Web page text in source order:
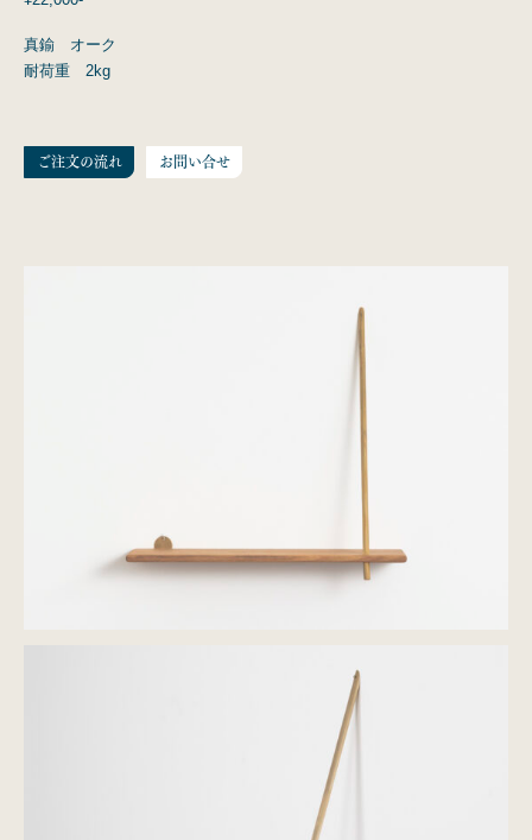
真鍮 オーク
耐荷重 2kg
ご注文の流れ お問い合せ